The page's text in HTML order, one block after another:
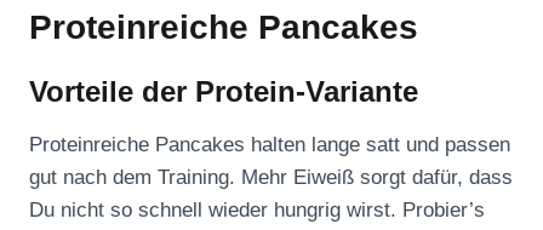
Proteinreiche Pancakes
Vorteile der Protein-Variante
Proteinreiche Pancakes halten lange satt und passen
gut nach dem Training. Mehr Eiweiß sorgt dafür, dass
Du nicht so schnell wieder hungrig wirst. Probier’s